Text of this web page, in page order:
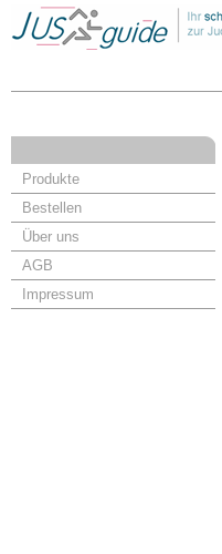
Produkte
Bestellen
Über uns
AGB
Impressum